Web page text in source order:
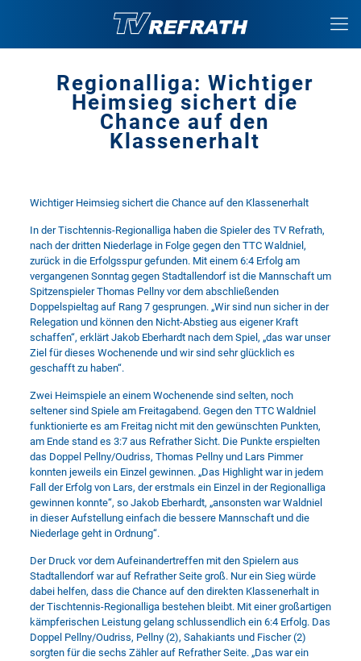
Regionalliga: Wichtiger
Heimsieg sichert die
Chance auf den
Klassenerhalt
Wichtiger Heimsieg sichert die Chance auf den Klassenerhalt
In der Tischtennis-Regionalliga haben die Spieler des TV Refrath,
nach der dritten Niederlage in Folge gegen den TTC Waldniel,
zurück in die Erfolgsspur gefunden. Mit einem 6:4 Erfolg am
vergangenen Sonntag gegen Stadtallendorf ist die Mannschaft um
Spitzenspieler Thomas Pellny vor dem abschließenden
Doppelspieltag auf Rang 7 gesprungen. „Wir sind nun sicher in der
Relegation und können den Nicht-Abstieg aus eigener Kraft
schaffen“, erklärt Jakob Eberhardt nach dem Spiel, „das war unser
Ziel für dieses Wochenende und wir sind sehr glücklich es
geschafft zu haben“.
Zwei Heimspiele an einem Wochenende sind selten, noch
seltener sind Spiele am Freitagabend. Gegen den TTC Waldniel
funktionierte es am Freitag nicht mit den gewünschten Punkten,
am Ende stand es 3:7 aus Refrather Sicht. Die Punkte erspielten
das Doppel Pellny/Oudriss, Thomas Pellny und Lars Pimmer
konnten jeweils ein Einzel gewinnen. „Das Highlight war in jedem
Fall der Erfolg von Lars, der erstmals ein Einzel in der Regionalliga
gewinnen konnte“, so Jakob Eberhardt, „ansonsten war Waldniel
in dieser Aufstellung einfach die bessere Mannschaft und die
Niederlage geht in Ordnung“.
Der Druck vor dem Aufeinandertreffen mit den Spielern aus
Stadtallendorf war auf Refrather Seite groß. Nur ein Sieg würde
dabei helfen, dass die Chance auf den direkten Klassenerhalt in
der Tischtennis-Regionalliga bestehen bleibt. Mit einer großartigen
kämpferischen Leistung gelang schlussendlich ein 6:4 Erfolg. Das
Doppel Pellny/Oudriss, Pellny (2), Sahakiants und Fischer (2)
sorgten für die sechs Zähler auf Refrather Seite. „Das war ein